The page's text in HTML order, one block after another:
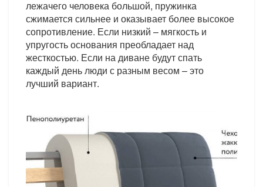
лежачего человека большой, пружинка
сжимается сильнее и оказывает более высокое
сопротивление. Если низкий – мягкость и
упругость основания преобладает над
жесткостью. Если на диване будут спать
каждый день люди с разным весом – это
лучший вариант.